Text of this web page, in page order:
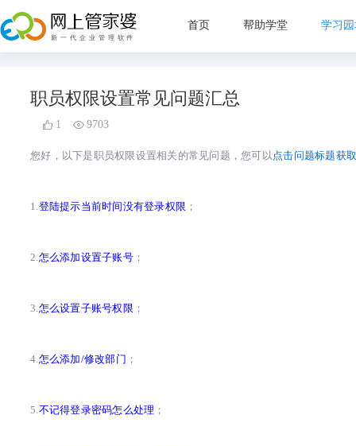
首页 帮助学堂 学习
常见
职员权限设置常见问题汇总
1 9703
您好，以下是职员权限设置相关 的常见问题，您可以点击问题标题获
1.登陆提示当前时间没有登录权限 ；
2.怎么添加设置子账号；
3.怎么设置子账号权限 ；
4.怎么添加/修改部门 ；
5.不记得登录密码怎么处理 ；